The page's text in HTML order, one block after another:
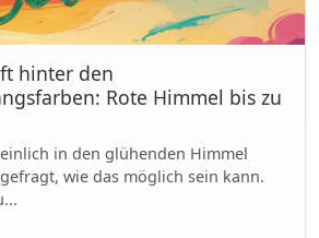
hinter den
Rote Himmel bis zu
in den glühenden Himmel
wie das möglich sein kann.